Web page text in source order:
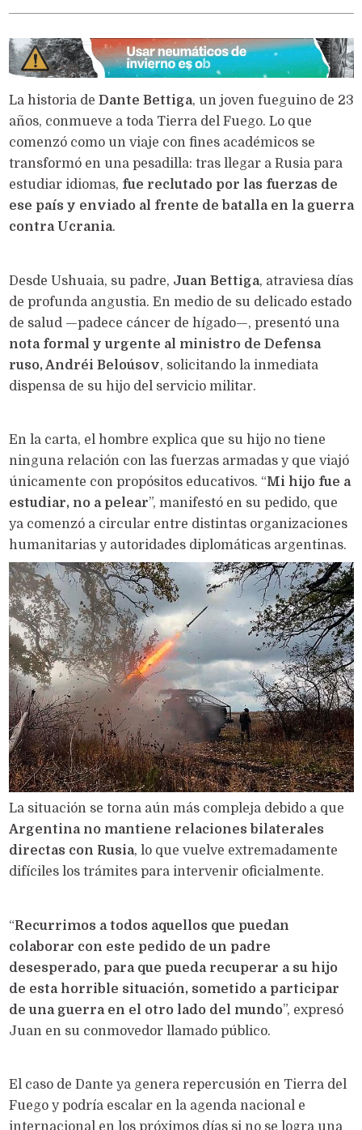
La historia de Dante Bettiga, un joven fueguino de 23
años, conmueve a toda Tierra del Fuego. Lo que
comenzó como un viaje con fines académicos se
transformó en una pesadilla: tras llegar a Rusia para
estudiar idiomas, fue reclutado por las fuerzas de
ese país y enviado al frente de batalla en la guerra
contra Ucrania.
Desde Ushuaia, su padre, Juan Bettiga, atraviesa días
de profunda angustia. En medio de su delicado estado
de salud —padece cáncer de hígado—, presentó una
nota formal y urgente al ministro de Defensa
ruso, Andréi Beloúsov, solicitando la inmediata
dispensa de su hijo del servicio militar.
En la carta, el hombre explica que su hijo no tiene
ninguna relación con las fuerzas armadas y que viajó
únicamente con propósitos educativos. “Mi hijo fue a
estudiar, no a pelear”, manifestó en su pedido, que
ya comenzó a circular entre distintas organizaciones
humanitarias y autoridades diplomáticas argentinas.
La situación se torna aún más compleja debido a que
Argentina no mantiene relaciones bilaterales
directas con Rusia, lo que vuelve extremadamente
difíciles los trámites para intervenir oficialmente.
“Recurrimos a todos aquellos que puedan
colaborar con este pedido de un padre
desesperado, para que pueda recuperar a su hijo
de esta horrible situación, sometido a participar
de una guerra en el otro lado del mundo”, expresó
Juan en su conmovedor llamado público.
El caso de Dante ya genera repercusión en Tierra del
Fuego y podría escalar en la agenda nacional e
internacional en los próximos días si no se logra una